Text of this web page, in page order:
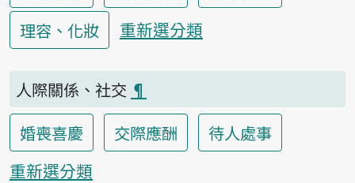
理容、化妝
重新選分類
人際關係、社交 ¶
婚喪喜慶
交際應酬
待人處事
重新選分類